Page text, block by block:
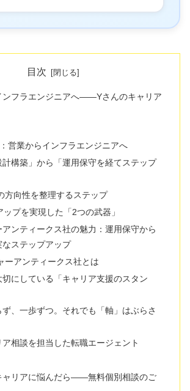
目次
ンフラエンジニアへ――Yさんのキャリア
営業からインフラエンジニアへ
計構築」から「運用保守を経てステップ
方向性を整理するステップ
プを実現した「2つの武器」
ンティークス社の魅力：運用保守から
ステップアップ
ーアンティークス社とは
にしている「キャリア支援のスタン
ず、一歩ずつ。それでも「軸」はぶらさ
相談を担当した転職エージェント
ャリアに悩んだら――無料個別相談のご